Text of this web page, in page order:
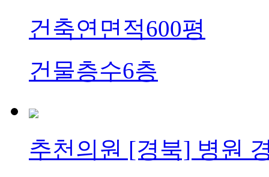
건축연면적600평
건물층수6층
추천의원 [경북] 병원